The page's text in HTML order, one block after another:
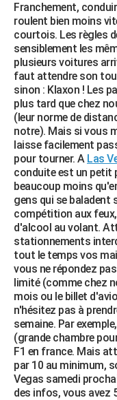
Franchement,
roulent bien moins
courtois. Les règles
sensiblement les
plusieurs voitures
faut attendre son
sinon : Klaxon ! Les
plus tard que chez
(leur norme de
notre). Mais si vous
laisse facilement
pour tourner. A Las
conduite est un petit
beaucoup moins
gens qui se baladent
compétition aux
d'alcool au volant.
stationnements
tout le temps vos
vous ne répondez
limité (comme chez
mois ou le billet
n'hésitez pas à
semaine. Par
(grande chambre
F1 en france. Mais
par 10 au minimum,
Vegas samedi
des infos, vous avez